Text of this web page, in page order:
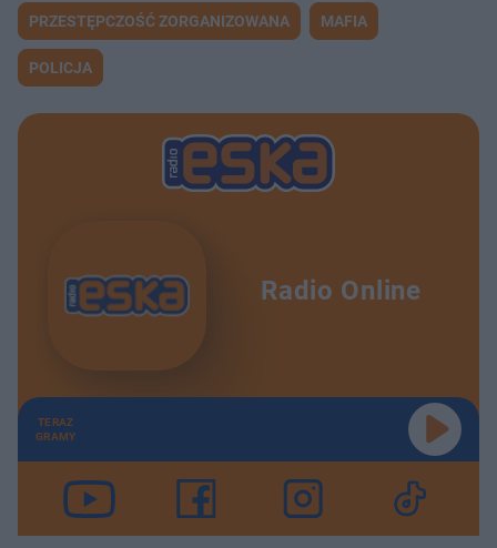
PRZESTĘPCZOŚĆ ZORGANIZOWANA MAFIA
POLICJA
Radio Online
TERAZ
GRAMY